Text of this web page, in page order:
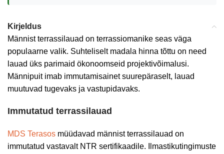
Kirjeldus
Männist terrassilauad on terrassiomanike seas väga
populaarne valik. Suhteliselt madala hinna tõttu on need
lauad üks parimaid ökonoomseid projektivõimalusi.
Männipuit imab immutamisainet suurepäraselt, lauad
muutuvad tugevaks ja vastupidavaks.
Immutatud terrassilauad
MDS Terasos müüdavad männist terrassilauad on
immutatud vastavalt NTR sertifikaadile. Ilmastikutingimuste